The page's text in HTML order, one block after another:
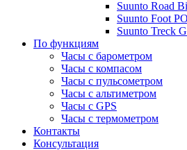
Suunto Road
Suunto Foot
Suunto Treck
По функциям
Часы с барометром
Часы с компасом
Часы с пульсометром
Часы с альтиметром
Часы с GPS
Часы с термометром
Контакты
Консультация